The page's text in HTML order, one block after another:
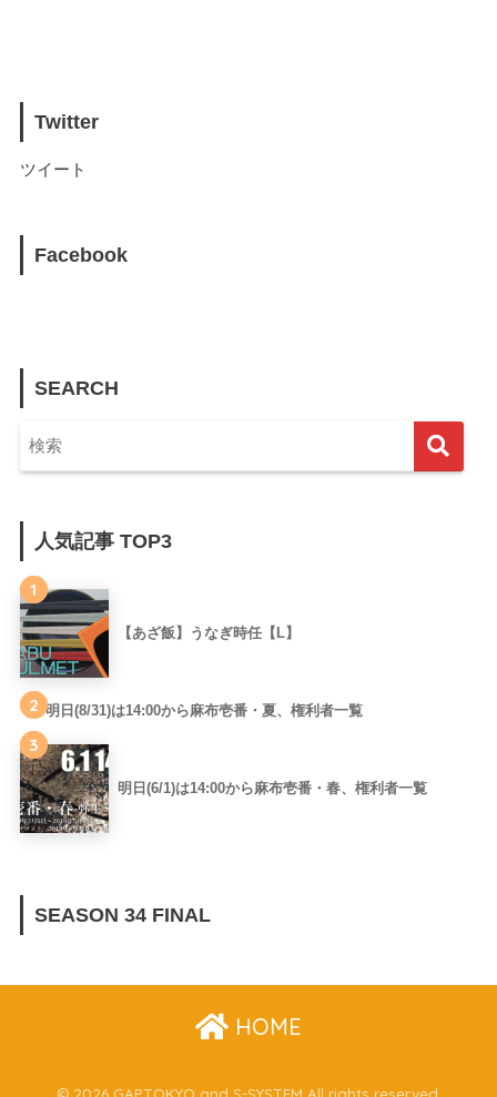
Twitter
ツイート
Facebook
SEARCH
人気記事 TOP3
1
【あざ飯】うなぎ時任【L】
2 明日(8/31)は14:00から麻布壱番・夏、権利者一覧
3
明日(6/1)は14:00から麻布壱番・春、権利者一覧
SEASON 34 FINAL
HOME
© 2026 GAPTOKYO and S-SYSTEM All rights reserved.